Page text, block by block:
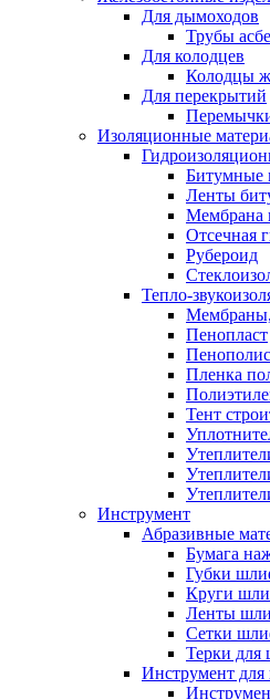
Для дымоходов
Трубы
Для колодцев
Колодцы
Для перекрытий
Изоляционные
Битумные
Ленты
Мембрана
Отсечная
Рубероид
Тепло-
Пенопласт
Пленка
Тент
Инструмент
Абразивные
Бумага
Губки
Круги
Ленты
Сетки
Терки для
Инструмент для